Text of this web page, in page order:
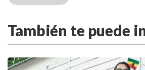
También te puede